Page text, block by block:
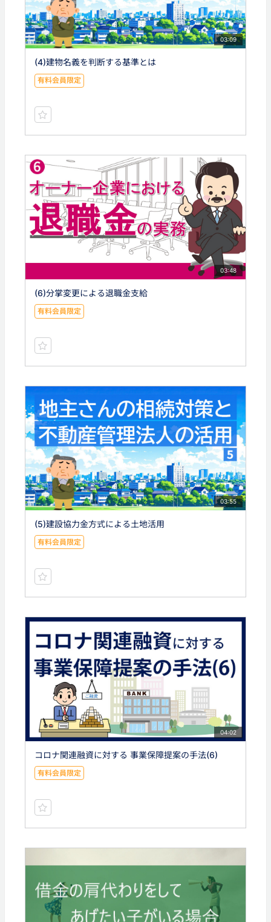
03:09
(4)建物名義を判断する基準とは
有料会員限定
03:48
(6)分掌変更による退職金支給
有料会員限定
03:55
(5)建設協力金方式による土地活用
有料会員限定
04:02
コロナ関連融資に対する 事業保障提案の手法(6)
有料会員限定